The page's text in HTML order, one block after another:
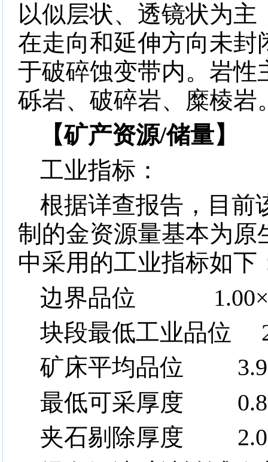
以似层状、透镜状为主
在走向和延伸方向未封
于破碎蚀变带内。岩性
砾岩、破碎岩、糜棱岩
【矿产资源/储量】
工业指标：
根据详查报告，目前
制的金资源量基本为原
中采用的工业指标如下
边界品位 1.00
块段最低工业品位
矿床平均品位
最低可采厚度
夹石剔除厚度